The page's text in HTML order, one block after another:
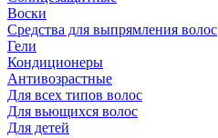
Воски
Средства для выпрямления волос
Гели
Кондиционеры
Антивозрастные
Для всех типов волос
Для вьющихся волос
Для детей